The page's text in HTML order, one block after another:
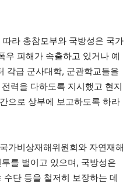
라 총참모부와 국방성은 국가
우 피해가 속출하고 있거나 예
각급 군사대학, 군관학교들을
력을 다하도록 지시했고 현지
으로 상부에 보고하도록 하라
가비상재해위원회와 자연재해
를 벌이고 있으며, 국방성은
단 등을 철저히 보장하는 데